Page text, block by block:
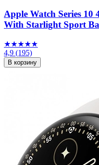
Apple Watch Series
With Starlight Sport
★★★★★
4,9 (195)
В корзину